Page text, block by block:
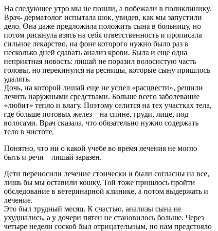
На следующее утро мы не пошли, а побежали в поликлинику.
Врач- дерматолог испытала шок, увидев, как мы запустили
дело. Она даже предложила положить сына в больницу, но
потом рискнула взять на себя ответственность и прописала
сильное лекарство, на фоне которого нужно было раз в
несколько дней сдавать анализ крови. Была и еще одна
неприятная новость: лишай не поразил волосистую часть
головы, но перекинулся на ресницы, которые сыну пришлось
удалять.
Дочь, на которой лишай еще не успел «расцвести», решили
лечить наружными средствами. Больше всего заболевание
«любит» тепло и влагу. Поэтому селится на тех участках тела,
где больше потовых желез – на спине, груди, лице, под
волосами. Врач сказала, что обязательно нужно содержать
тело в чистоте.
Понятно, что ни о какой учебе во время лечения не могло
быть и речи – лишай заразен.
Дети переносили лечение стоически и были согласны на все,
лишь бы мы оставили кошку. Той тоже пришлось пройти
обследование в ветеринарной клинике, а потом выдержать и
лечение.
Это был трудный месяц. К счастью, анализы сына не
ухудшались, а у дочери пятен не становилось больше. Через
четыре недели соскоб был отрицательным, но нам предстояло